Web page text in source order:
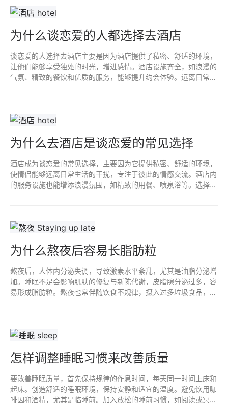
为什么谈恋爱的人都选择去酒店
谈恋爱的人选择去酒店主要是因为酒店提供了私密、舒适的环境，
让他们能够享受独处的时光，增进感情。酒店设施齐全，如浪漫的
气氛、精致的餐饮和优质的服务，能够提升约会体验。远离日常的
为什么去酒店是谈恋爱的常见选择
酒店成为谈恋爱的常见选择，主要因为它提供私密、舒适的环境，
使情侣能够远离日常生活的干扰，专注于彼此的情感交流。酒店内
的服务设施也能增添浪漫氛围，如精致的用餐、喷泉浴等。选择酒
为什么熬夜后容易长脂肪粒
熬夜后，人体内分泌失调，导致激素水平紊乱，尤其是油脂分泌增
加。睡眠不足会影响肌肤的修复与新陈代谢，皮脂腺分泌过多，容
易形成脂肪粒。熬夜也常伴随饮食不规律，摄入过多垃圾食品，进
怎样调整睡眠习惯来改善质量
要改善睡眠质量，首先保持规律的作息时间，每天同一时间上床和
起床。创造舒适的睡眠环境，保持安静和适宜的温度。避免饮用咖
啡因和酒精，尤其是临睡前。加入放松的睡前习惯，如阅读或冥